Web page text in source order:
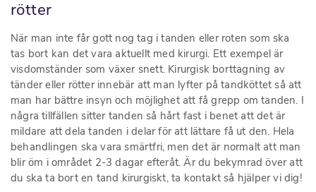
rötter
När man inte får gott nog tag i tanden eller roten som ska
tas bort kan det vara aktuellt med kirurgi. Ett exempel är
visdomständer som växer snett. Kirurgisk borttagning av
tänder eller rötter innebär att man lyfter på tandköttet så att
man har bättre insyn och möjlighet att få grepp om tanden. I
några tillfällen sitter tanden så hårt fast i benet att det är
mildare att dela tanden i delar för att lättare få ut den. Hela
behandlingen ska vara smärtfri, men det är normalt att man
blir öm i området 2-3 dagar efteråt. Är du bekymrad över att
du ska ta bort en tand kirurgiskt, ta kontakt så hjälper vi dig!